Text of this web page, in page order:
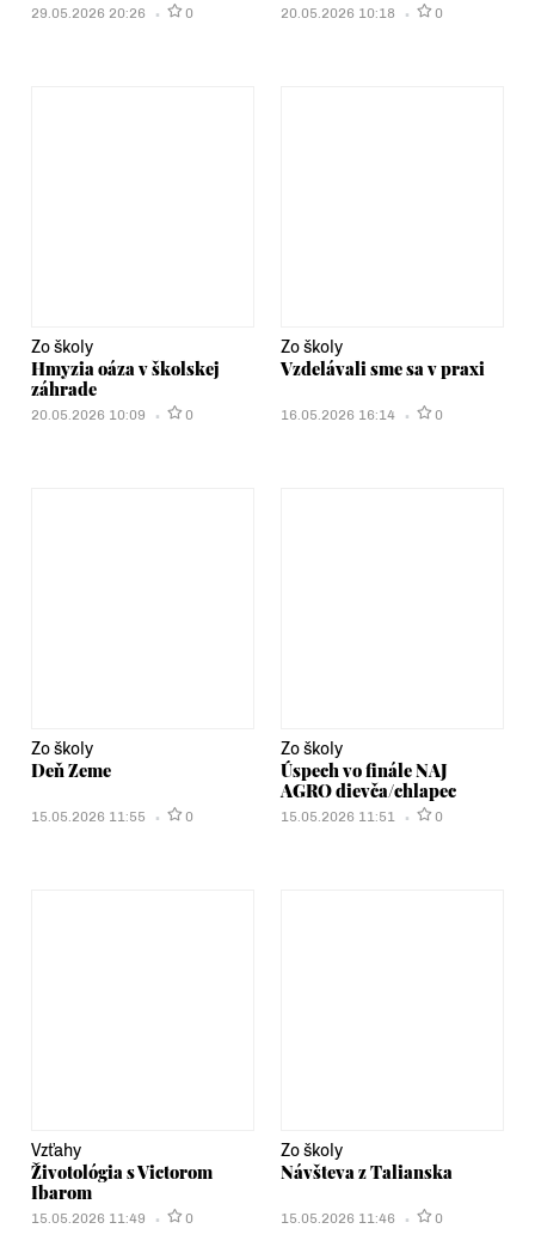
29.05.2026 20:26 0 20.05.2026 10:18 0
Zo školy
Hmyzia oáza v školskej
záhrade
20.05.2026 10:09 0
Zo školy
Vzdelávali sme sa v praxi
16.05.2026 16:14 0
Zo školy
Deň Zeme
15.05.2026 11:55 0
Zo školy
Úspech vo finále NAJ
AGRO dievča/chlapec
15.05.2026 11:51 0
Vzťahy
Životológia s Victorom
Ibarom
15.05.2026 11:49 0
Zo školy
Návšteva z Talianska
15.05.2026 11:46 0